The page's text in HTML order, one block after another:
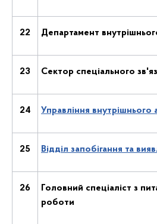
22 Департамент
23 Сектор спеціального
24 Управління внутрішнього
25 Відділ запобігання та
26
Головний спеціаліст з
роботи